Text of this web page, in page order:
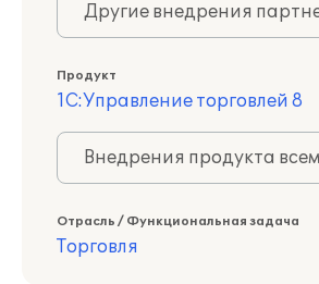
Другие внедрения
Продукт
1С:Управление торговлей 8
Внедрения продукта
Отрасль / Функциональная задача
Торговля